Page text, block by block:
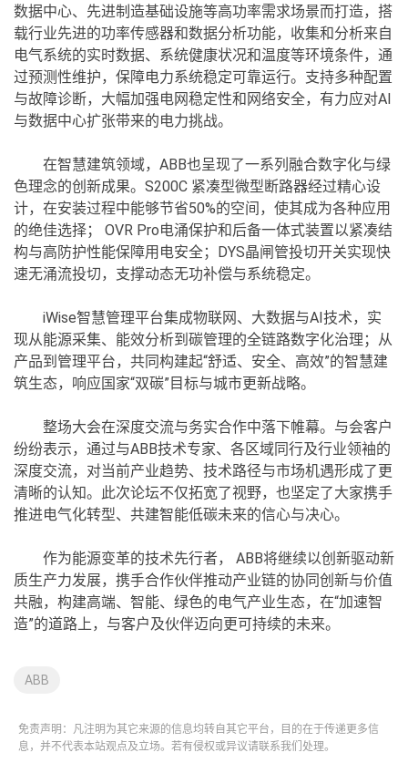
数据中心、先进制造基础设施等高功率需求场景而打造，搭
载行业先进的功率传感器和数据分析功能，收集和分析来自
电气系统的实时数据、系统健康状况和温度等环境条件，通
过预测性维护，保障电力系统稳定可靠运行。支持多种配置
与故障诊断，大幅加强电网稳定性和网络安全，有力应对AI
与数据中心扩张带来的电力挑战。
在智慧建筑领域，ABB也呈现了一系列融合数字化与绿
色理念的创新成果。S200C 紧凑型微型断路器经过精心设
计，在安装过程中能够节省50%的空间，使其成为各种应用
的绝佳选择； OVR Pro电涌保护和后备一体式装置以紧凑结
构与高防护性能保障用电安全；DYS晶闸管投切开关实现快
速无涌流投切，支撑动态无功补偿与系统稳定。
iWise智慧管理平台集成物联网、大数据与AI技术，实
现从能源采集、能效分析到碳管理的全链路数字化治理；从
产品到管理平台，共同构建起“舒适、安全、高效”的智慧建
筑生态，响应国家“双碳”目标与城市更新战略。
整场大会在深度交流与务实合作中落下帷幕。与会客户
纷纷表示，通过与ABB技术专家、各区域同行及行业领袖的
深度交流，对当前产业趋势、技术路径与市场机遇形成了更
清晰的认知。此次论坛不仅拓宽了视野，也坚定了大家携手
推进电气化转型、共建智能低碳未来的信心与决心。
作为能源变革的技术先行者， ABB将继续以创新驱动新
质生产力发展，携手合作伙伴推动产业链的协同创新与价值
共融，构建高端、智能、绿色的电气产业生态，在“加速智
造”的道路上，与客户及伙伴迈向更可持续的未来。
ABB
免责声明：凡注明为其它来源的信息均转自其它平台，目的在于传递更多信
息，并不代表本站观点及立场。若有侵权或异议请联系我们处理。